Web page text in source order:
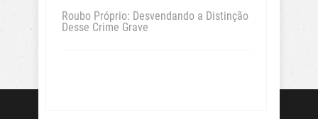
Roubo Próprio: Desvendando a Distinção
Desse Crime Grave